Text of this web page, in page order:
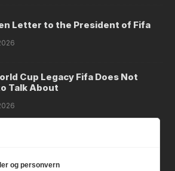
Letter to the President of Fifa
Cup Legacy Fifa Does Not
Talk About
og personvern